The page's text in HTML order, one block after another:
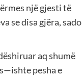
një gjesti të
se disa gjëra, sado
aq shumë
pesha e